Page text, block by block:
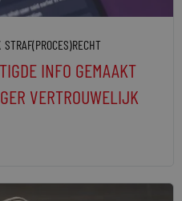
STRAF(PROCES)RECHT
INFO GEMAAKT
VERTROUWELIJK